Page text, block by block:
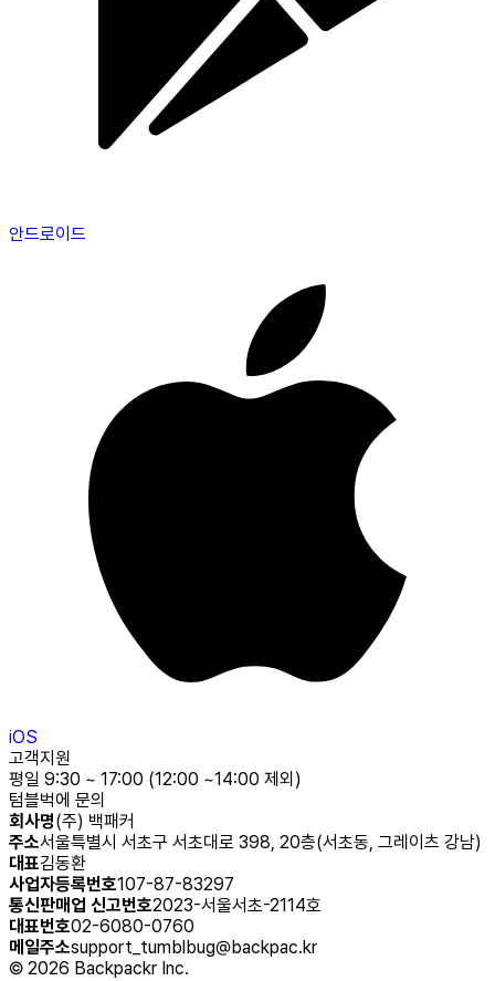
안드로이드
iOS
고객지원
평일 9:30 ~ 17:00 (12:00 ~14:00 제외)
텀블벅에 문의
회사명(주) 백패커
주소서울특별시 서초구 서초대로 398, 20층(서초동, 그레이츠 강남)
대표김동환
사업자등록번호107-87-83297
통신판매업 신고번호2023-서울서초-2114호
대표번호02-6080-0760
메일주소support_tumblbug@backpac.kr
© 2026 Backpackr Inc.